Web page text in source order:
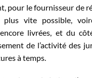
pour le fournisseur de
plus vite possible,
livrées, et du
de l’activité des
à temps.